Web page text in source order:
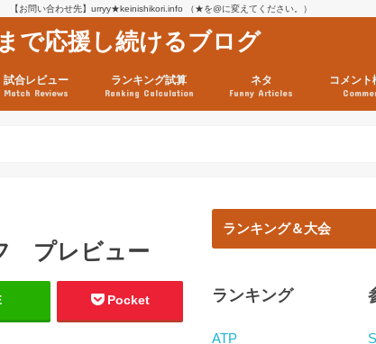
【お問い合わせ先】urryy★keinishikori.info （★を@に変えてください。）
で応援し続けるブログ
試合レビュー
Match Reviews
ランキング試算
Ranking Calculation
ネタ
Funny Articles
コメン
プレビュー
Pocket
ランキング＆大会
ランキング
ATP